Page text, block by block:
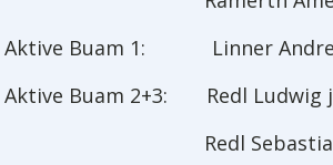
Aktive Buam 1: Linner
Aktive Buam 2+3: Redl
Redl